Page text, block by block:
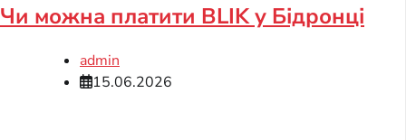
Чи можна платити BLIK у Бідронці
admin
15.06.2026